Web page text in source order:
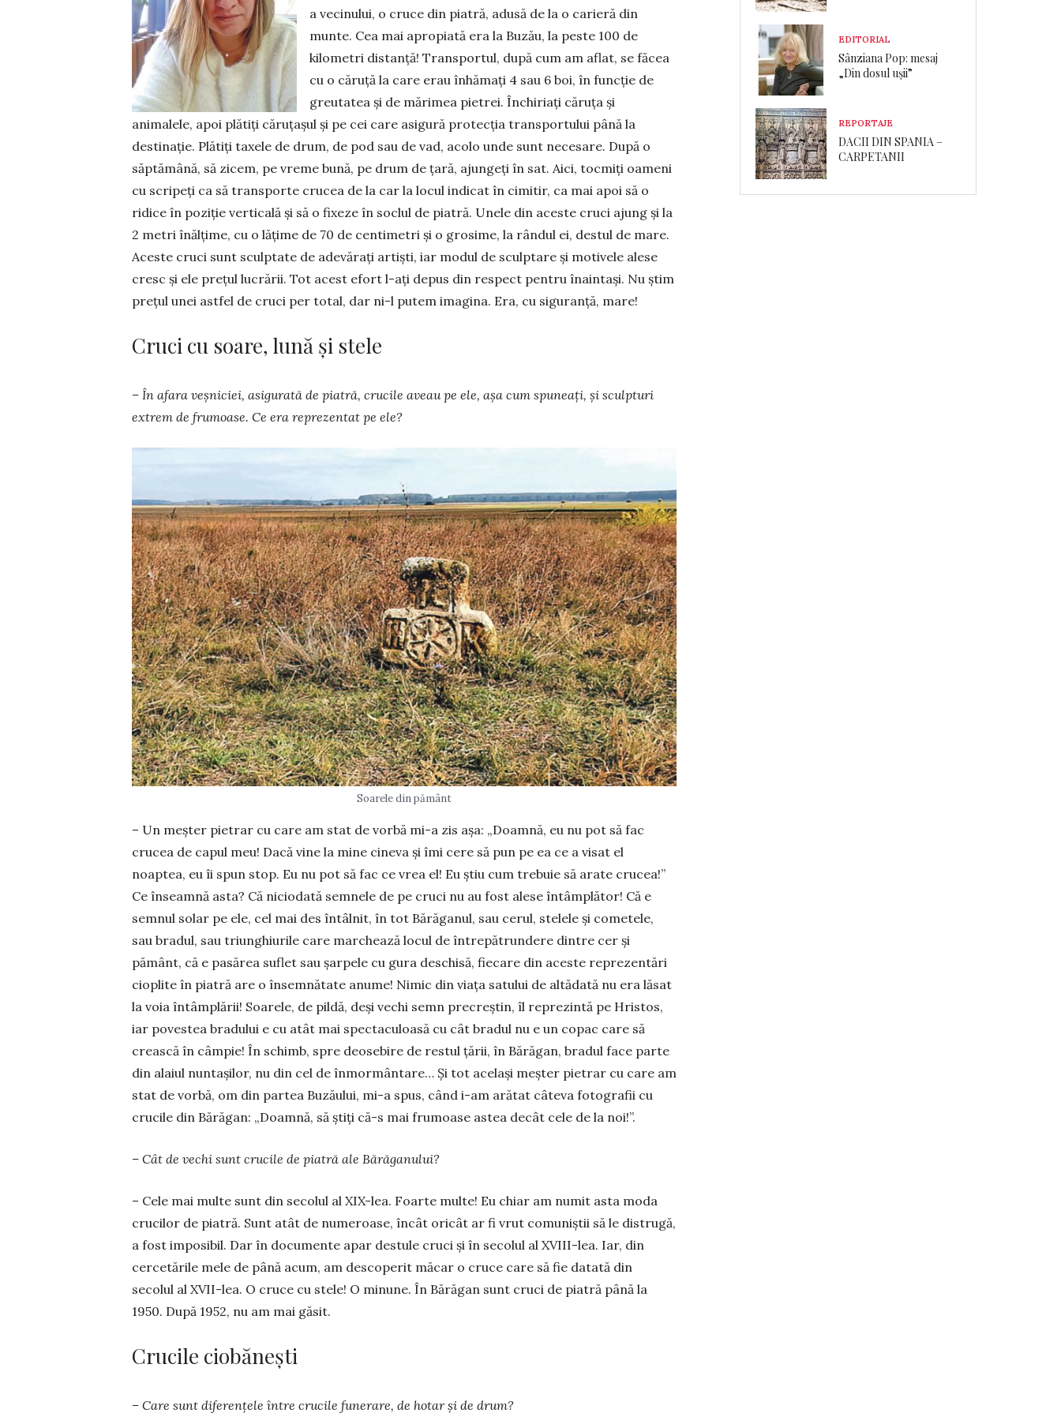
a vecinului, o cruce din piatră, adusă de la o carieră din
munte. Cea mai apropiată era la Buzău, la peste 100 de
kilometri distanță! Transportul, după cum am aflat, se făcea
cu o căruță la care erau înhămați 4 sau 6 boi, în funcție de
greutatea și de mărimea pietrei. Închiriați căruța și
animalele, apoi plătiți căruțașul și pe cei care asigură protecția transportului până la
destinație. Plătiți taxele de drum, de pod sau de vad, acolo unde sunt necesare. După o
săptămână, să zicem, pe vreme bună, pe drum de țară, ajungeți în sat. Aici, tocmiți oameni
cu scripeți ca să transporte crucea de la car la locul indicat în cimitir, ca mai apoi să o
ridice în poziție verticală și să o fixeze în soclul de piatră. Unele din aceste cruci ajung și la
2 metri înălțime, cu o lățime de 70 de centimetri și o grosime, la rândul ei, destul de mare.
Aceste cruci sunt sculptate de adevărați artiști, iar modul de sculptare și motivele alese
cresc și ele prețul lucrării. Tot acest efort l-ați depus din respect pentru înaintași. Nu știm
prețul unei astfel de cruci per total, dar ni-l putem imagina. Era, cu siguranță, mare!
Cruci cu soare, lună și stele
– În afara veșniciei, asigurată de piatră, crucile aveau pe ele, așa cum spuneați, și sculpturi
extrem de frumoase. Ce era reprezentat pe ele?
Soarele din pământ
– Un meșter pietrar cu care am stat de vorbă mi-a zis așa: „Doamnă, eu nu pot să fac
crucea de capul meu! Dacă vine la mine cineva și îmi cere să pun pe ea ce a visat el
noaptea, eu îi spun stop. Eu nu pot să fac ce vrea el! Eu știu cum trebuie să arate crucea!”
Ce înseamnă asta? Că niciodată semnele de pe cruci nu au fost alese întâmplător! Că e
semnul solar pe ele, cel mai des întâlnit, în tot Bărăganul, sau cerul, stelele și cometele,
sau bradul, sau triunghiurile care marchează locul de întrepătrundere dintre cer și
pământ, că e pasărea suflet sau șarpele cu gura deschisă, fiecare din aceste reprezentări
cioplite în piatră are o însemnătate anume! Nimic din viața satului de altădată nu era lăsat
la voia întâmplării! Soarele, de pildă, deși vechi semn precreștin, îl reprezintă pe Hristos,
iar povestea bradului e cu atât mai spectaculoasă cu cât bradul nu e un copac care să
crească în câmpie! În schimb, spre deosebire de restul țării, în Bărăgan, bradul face parte
din alaiul nuntașilor, nu din cel de înmormântare… Și tot același meșter pietrar cu care am
stat de vorbă, om din partea Buzăului, mi-a spus, când i-am arătat câteva fotografii cu
crucile din Bărăgan: „Doamnă, să știți că-s mai frumoase astea decât cele de la noi!”.
– Cât de vechi sunt crucile de pia­tră ale Bărăganului?
– Cele mai multe sunt din secolul al XIX-lea. Foarte multe! Eu chiar am numit asta moda
crucilor de piatră. Sunt atât de numeroase, încât oricât ar fi vrut comuniștii să le distrugă,
a fost imposibil. Dar în documente apar destule cruci și în secolul al XVIII-lea. Iar, din
cercetările mele de până acum, am descoperit măcar o cruce care să fie datată din
secolul al XVII-lea. O cruce cu stele! O minune. În Bărăgan sunt cruci de piatră până la
1950. După 1952, nu am mai găsit.
Crucile ciobănești
– Care sunt diferențele între crucile funerare, de hotar și de drum?
EDITORIAL
Sânziana Pop: mesaj
„Din dosul ușii”
REPORTAJE
DACII DIN SPANIA –
CARPETANII